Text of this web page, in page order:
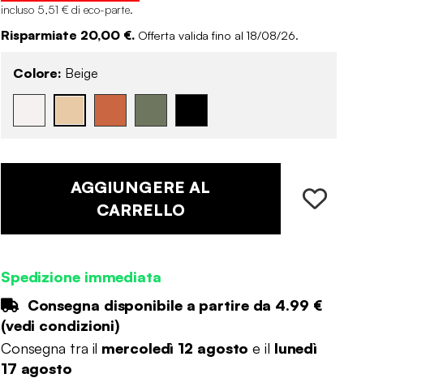
incluso 5,51 € di eco-parte.
Risparmiate 20,00 €. Offerta valida fino al 18/08/26.
Colore: Beige
AGGIUNGERE AL
CARRELLO
Spedizione immediata
Consegna disponibile a partire da 4.99 €
(vedi condizioni)
Consegna tra il mercoledì 12 agosto e il lunedì
17 agosto